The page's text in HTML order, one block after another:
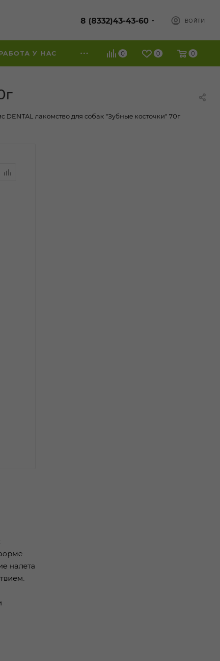
8 (8332)43-43-60 ВОЙТИ
0 0 0
У НАС
DENTAL лакомство для собак "Зубные косточки" 70г
налета